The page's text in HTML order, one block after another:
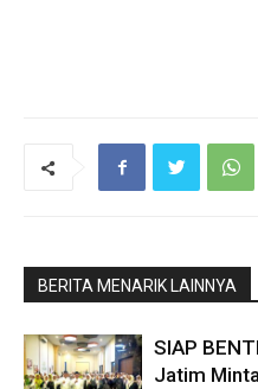
BERITA MENARIK LAINNYA
SIAP
Jatim